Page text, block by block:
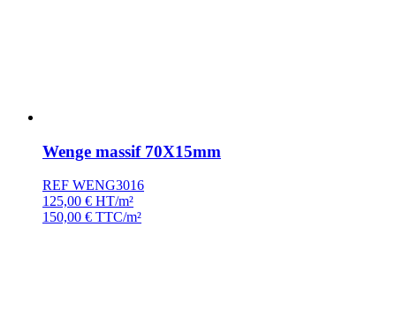
Wenge massif 70X15mm
REF WENG3016
125,00 € HT/m²
150,00 € TTC/m²